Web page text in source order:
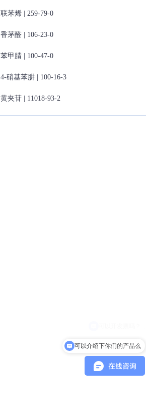
联苯烯 | 259-79-0
香茅醛 | 106-23-0
苯甲腈 | 100-47-0
4-硝基苯肼 | 100-16-3
黄夹苷 | 11018-93-2
可以介绍下你们的产品么